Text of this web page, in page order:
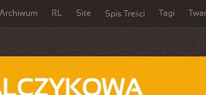
Archiwum RL Site Spis Treści Tagi